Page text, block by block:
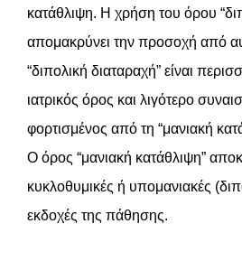
κατάθλιψη. Η χρήση του όρου
απομακρύνει την προσοχή από
“διπολική διαταραχή” είναι
ιατρικός όρος και λιγότερο
φορτισμένος από τη “μανιακή
Ο όρος “μανιακή κατάθλιψη”
κυκλοθυμικές ή υπομανιακές
εκδοχές της πάθησης.